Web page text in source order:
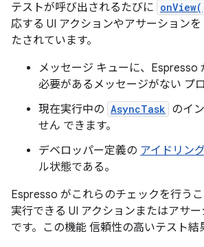
テストが呼び出されるたびに
応する UI アクションやアサーション
たされています。
メッセージ キューに、Espresso
必要があるメッセージがない プ
現在実行中の AsyncTask のイ
せん できます。
デベロッパー定義の アイドリン
ル状態である。
Espresso がこれらのチェックを行う
実行できる UI アクションまたはアサ
です。この機能 信頼性の高いテスト結